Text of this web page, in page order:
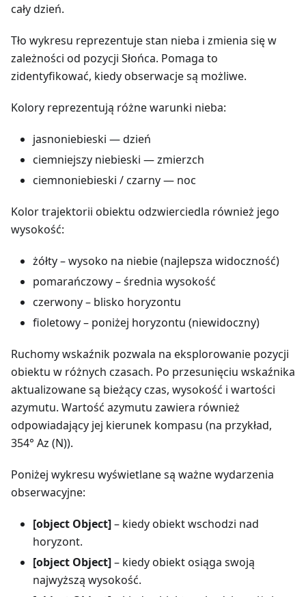
cały dzień.
Tło wykresu reprezentuje stan nieba i zmienia się w
zależności od pozycji Słońca. Pomaga to
zidentyfikować, kiedy obserwacje są możliwe.
Kolory reprezentują różne warunki nieba:
jasnoniebieski — dzień
ciemniejszy niebieski — zmierzch
ciemnoniebieski / czarny — noc
Kolor trajektorii obiektu odzwierciedla również jego
wysokość:
żółty – wysoko na niebie (najlepsza widoczność)
pomarańczowy – średnia wysokość
czerwony – blisko horyzontu
fioletowy – poniżej horyzontu (niewidoczny)
Ruchomy wskaźnik pozwala na eksplorowanie pozycji
obiektu w różnych czasach. Po przesunięciu wskaźnika
aktualizowane są bieżący czas, wysokość i wartości
azymutu. Wartość azymutu zawiera również
odpowiadający jej kierunek kompasu (na przykład,
354° Az (N)).
Poniżej wykresu wyświetlane są ważne wydarzenia
obserwacyjne:
[object Object]– kiedy obiekt wschodzi nad
horyzont.
[object Object]– kiedy obiekt osiąga swoją
najwyższą wysokość.